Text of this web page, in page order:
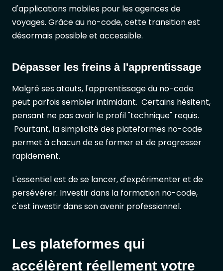
d'applications mobiles pour les agences de
voyages. Grâce au no-code, cette transition est
désormais possible et accessible.
Dépasser les freins à l'apprentissage
Malgré ses atouts, l'apprentissage du no-code
peut parfois sembler intimidant. Certains hésitent,
pensant ne pas avoir le profil "technique" requis.
Pourtant, la simplicité des plateformes no-code
permet à chacun de se former et de progresser
rapidement.
L'essentiel est de se lancer, d'expérimenter et de
persévérer. Investir dans la formation no-code,
c'est investir dans son avenir professionnel.
Les plateformes qui
accélèrent réellement votre